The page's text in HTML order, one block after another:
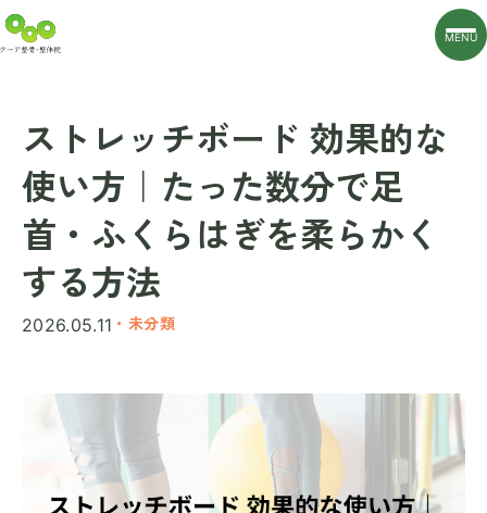
MENU
ストレッチボード 効果的な
使い方｜たった数分で足
首・ふくらはぎを柔らかく
する方法
2026.05.11 ・未分類